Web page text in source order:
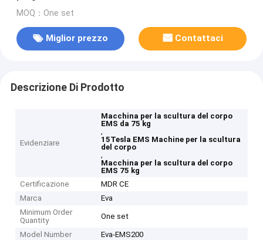
MOQ：One set
Miglior prezzo Contattaci
Descrizione Di Prodotto
Evidenziare
Macchina per la scultura del corpo
EMS da 75 kg
,
15Tesla EMS Machine per la scultura
del corpo
,
Macchina per la scultura del corpo
EMS 75 kg
Certificazione
MDR CE
Marca
Eva
Minimum Order
Quantity
One set
Model Number
Eva-EMS200